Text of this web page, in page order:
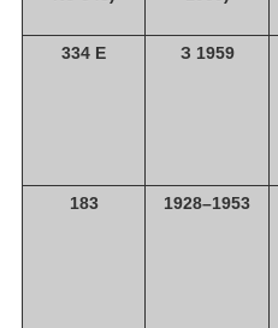
334 Е
З 1959
183
1928–1953